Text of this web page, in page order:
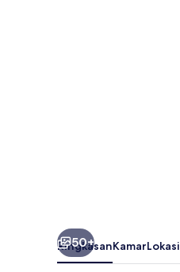
50+
RingkasanKamarLokasi